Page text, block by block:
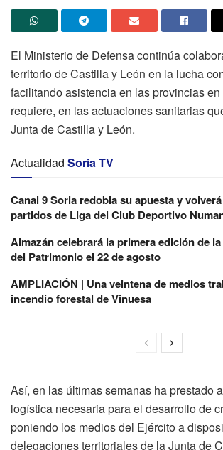
El Ministerio de Defensa continúa
territorio de Castilla y León en la lucha
facilitando asistencia en las provincias
requiere, en las actuaciones sanitarias
Junta de Castilla y León.
Actualidad Soria TV
Canal 9 Soria redobla su apuesta y
partidos de Liga del Club Deportivo
Almazán celebrará la primera edición de
del Patrimonio el 22 de agosto
AMPLIACIÓN | Una veintena de medios
incendio forestal de Vinuesa
Así, en las últimas semanas ha prestado
logística necesaria para el desarrollo de
poniendo los medios del Ejército a
delegaciones territoriales de la Junta de